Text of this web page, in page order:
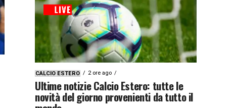
CALCIO ESTERO 2 ore ago
Ultime notizie Calcio Estero: tutte le
novità del giorno provenienti da tutto il